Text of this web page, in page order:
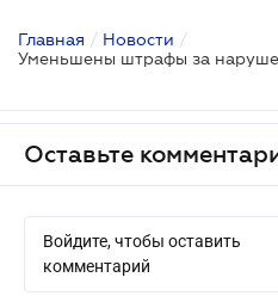
Главная / Новости /
Оставьте
Войдите, чтобы оставить
комментарий